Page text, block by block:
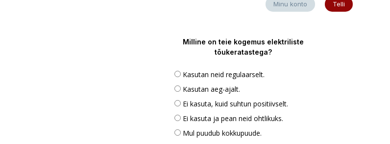
Minu konto Telli
Milline on teie kogemus elektriliste
tõukeratastega?
Kasutan neid regulaarselt.
Kasutan aeg-ajalt.
Ei kasuta, kuid suhtun positiivselt.
Ei kasuta ja pean neid ohtlikuks.
Mul puudub kokkupuude.